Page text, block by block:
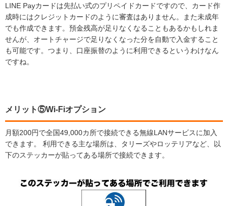
LINE Payカードは先払い式のプリペイドカードですので、カード作
成時にはクレジットカードのように審査はありません。また未成年
でも作成できます。預金残高が足りなくなることもあるかもしれま
せんが、オートチャージで足りなくなった分を自動で入金すること
も可能です。つまり、口座振替のように利用できるというわけなん
ですね。
メリット⑤Wi-Fiオプション
月額200円で全国49,000カ所で接続できる無線LANサービスに加入
できます。 利用できる主な場所は、タリーズやロッテリアなど、以
下のステッカーが貼ってある場所で接続できます。